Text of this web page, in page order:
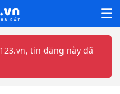
tin đăng này đã